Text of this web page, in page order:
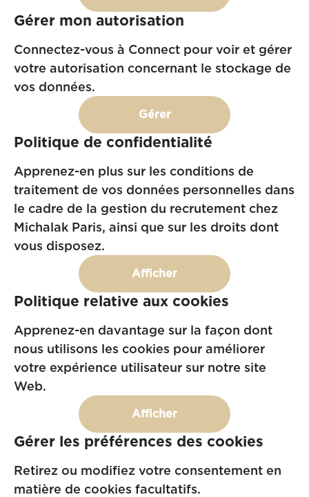
Gérer mon autorisation
Connectez-vous à Connect pour voir et gérer
votre autorisation concernant le stockage de
vos données.
Gérer
Politique de confidentialité
Apprenez-en plus sur les conditions de
traitement de vos données personnelles dans
le cadre de la gestion du recrutement chez
Michalak Paris, ainsi que sur les droits dont
vous disposez.
Afficher
Politique relative aux cookies
Apprenez-en davantage sur la façon dont
nous utilisons les cookies pour améliorer
votre expérience utilisateur sur notre site
Web.
Afficher
Gérer les préférences des cookies
Retirez ou modifiez votre consentement en
matière de cookies facultatifs.